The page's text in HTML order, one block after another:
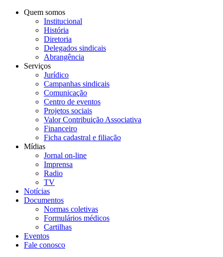
Quem somos
Institucional
História
Diretoria
Delegados sindicais
Abrangência
Serviços
Jurídico
Campanhas sindicais
Comunicação
Centro de eventos
Projetos sociais
Valor Contribuição Associativa
Financeiro
Ficha cadastral e filiação
Mídias
Jornal on-line
Imprensa
Radio
TV
Notícias
Documentos
Normas coletivas
Formulários médicos
Cartilhas
Eventos
Fale conosco